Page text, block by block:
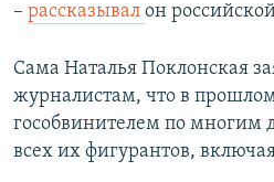
– рассказывал он
Сама Наталья Поклонская
журналистам, что в
гособвинителем по многим
всех их фигурантов,